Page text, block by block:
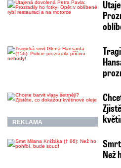
REKLAMA
Než